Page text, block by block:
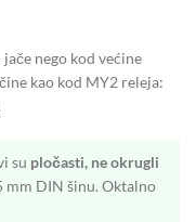
nego kod većine
kao kod MY2 releja:
su pločasti, ne okrugli
mm DIN šinu. Oktalno